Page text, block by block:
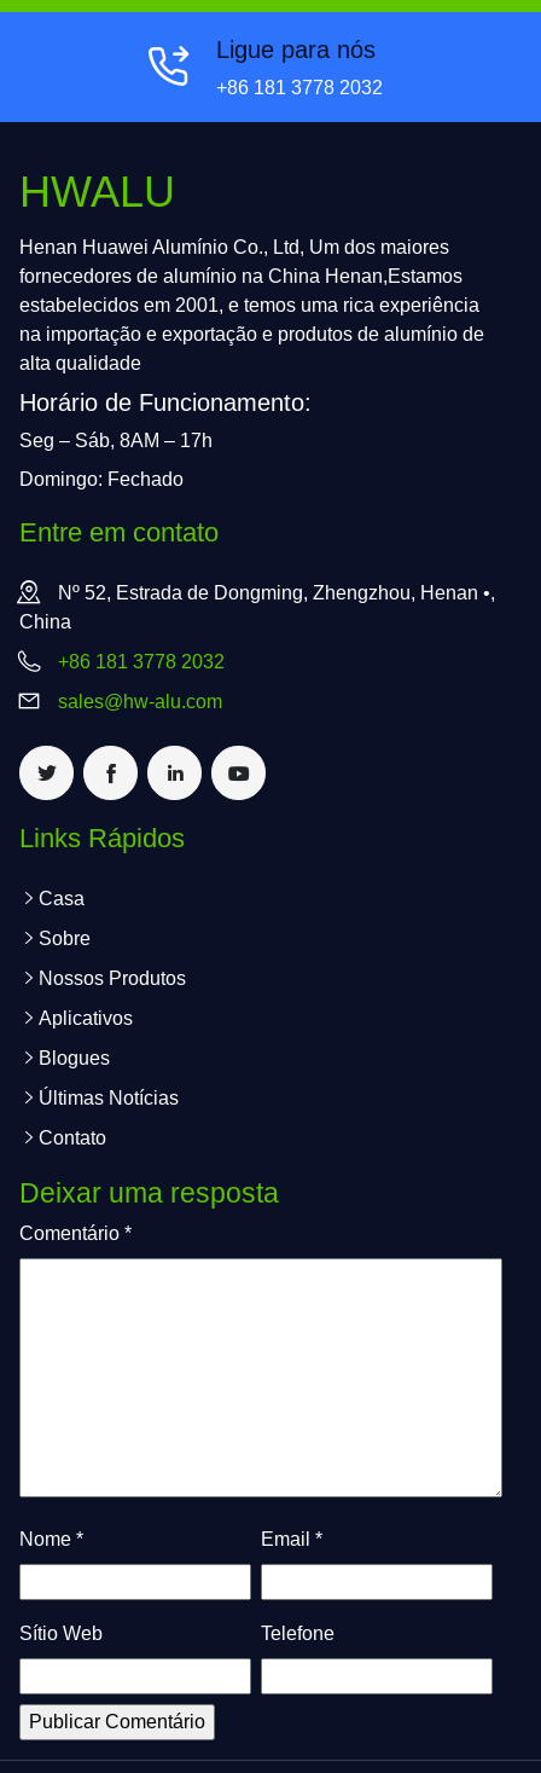
Ligue para nós
+86 181 3778 2032
HWALU
Henan Huawei Alumínio Co., Ltd, Um dos maiores
fornecedores de alumínio na China Henan,Estamos
estabelecidos em 2001, e temos uma rica experiência
na importação e exportação e produtos de alumínio de
alta qualidade
Horário de Funcionamento:
Seg – Sáb, 8AM – 17h
Domingo: Fechado
Entre em contato
Nº 52, Estrada de Dongming, Zhengzhou, Henan •,
China
+86 181 3778 2032
sales@hw-alu.com
Links Rápidos
Casa
Sobre
Nossos Produtos
Aplicativos
Blogues
Últimas Notícias
Contato
Deixar uma resposta
Comentário *
Nome * Email *
Sítio Web Telefone